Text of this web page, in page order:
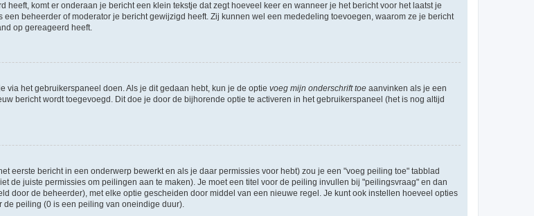
heeft, komt er onderaan je bericht een klein tekstje dat zegt hoeveel keer en wanneer je het bericht voor het laatst je
beheerder of moderator je bericht gewijzigd heeft. Zij kunnen wel een mededeling toevoegen, waarom ze je bericht
op gereageerd heeft.
via het gebruikerspaneel doen. Als je dit gedaan hebt, kun je de optie voeg mijn onderschrift toe aanvinken als je een
bericht wordt toegevoegd. Dit doe je door de bijhorende optie te activeren in het gebruikerspaneel (het is nog altijd
eerste bericht in een onderwerp bewerkt en als je daar permissies voor hebt) zou je een "voeg peiling toe" tabblad
de juiste permissies om peilingen aan te maken). Je moet een titel voor de peiling invullen bij "peilingsvraag" en dan
door de beheerder), met elke optie gescheiden door middel van een nieuwe regel. Je kunt ook instellen hoeveel opties
peiling (0 is een peiling van oneindige duur).